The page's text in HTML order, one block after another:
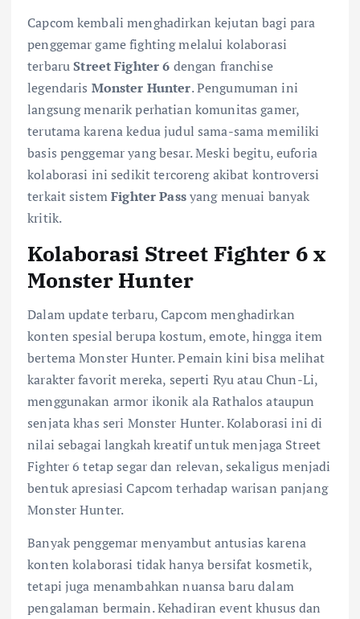
Capcom kembali menghadirkan kejutan bagi para
penggemar game fighting melalui kolaborasi
terbaruStreet Fighter 6 dengan franchise
legendaris Monster Hunter. Pengumuman ini
langsung menarik perhatian komunitas gamer,
terutama karena kedua judul sama-sama memiliki
basis penggemar yang besar. Meski begitu, euforia
kolaborasi ini sedikit tercoreng akibat kontroversi
terkait sistemFighter Passyang menuai banyak
kritik.
Kolaborasi Street Fighter 6 x
Monster Hunter
Dalam update terbaru, Capcom menghadirkan
konten spesial berupa kostum, emote, hingga item
bertema Monster Hunter. Pemain kini bisa melihat
karakter favorit mereka, seperti Ryu atau Chun-Li,
menggunakan armor ikonik ala Rathalos ataupun
senjata khas seri Monster Hunter. Kolaborasi ini di
nilai sebagai langkah kreatif untuk menjaga Street
Fighter 6 tetap segar dan relevan, sekaligus menjadi
bentuk apresiasi Capcom terhadap warisan panjang
Monster Hunter.
Banyak penggemar menyambut antusias karena
konten kolaborasi tidak hanya bersifat kosmetik,
tetapi juga menambahkan nuansa baru dalam
pengalaman bermain. Kehadiran event khusus dan